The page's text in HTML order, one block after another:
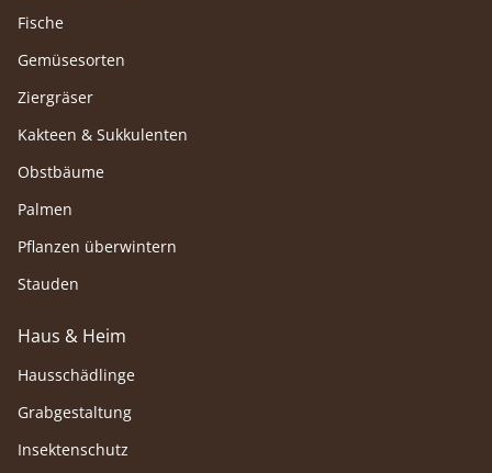
Fische
Gemüsesorten
Ziergräser
Kakteen & Sukkulenten
Obstbäume
Palmen
Pflanzen überwintern
Stauden
Haus & Heim
Hausschädlinge
Grabgestaltung
Insektenschutz